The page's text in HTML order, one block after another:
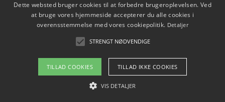
Sådan kan online møder for virksomheder fremme
grønne investeringer
Copyright 2026 - Pilanto Aps
Om / kontakt
Dette websted bruger cookies til at forbedre brugeroplevelsen. Ved
at bruge vores hjemmeside accepterer du alle cookies i
overensstemmelse med vores cookiepolitik. Detaljer
STRENGT NØDVENDIGE
TILLAD COOKIES TILLAD IKKE COOKIES
VIS DETALJER